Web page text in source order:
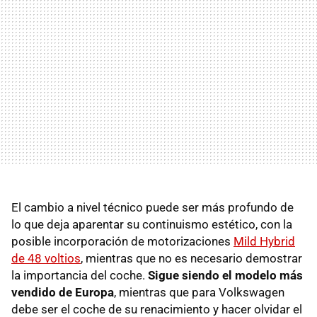
El cambio a nivel técnico puede ser más profundo de
lo que deja aparentar su continuismo estético, con la
posible incorporación de motorizaciones Mild Hybrid
de 48 voltios, mientras que no es necesario demostrar
la importancia del coche. Sigue siendo el modelo más
vendido de Europa, mientras que para Volkswagen
debe ser el coche de su renacimiento y hacer olvidar el